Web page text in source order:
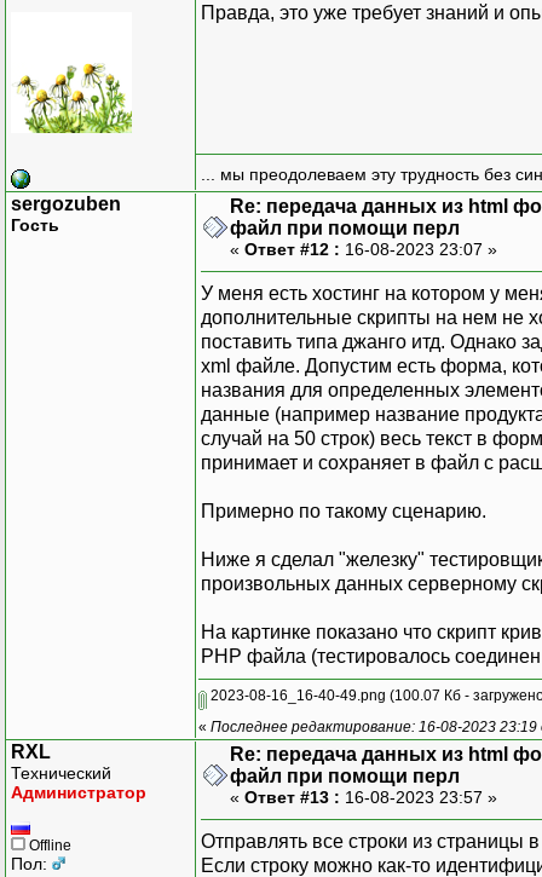
Правда, это уже требует знаний и
... мы преодолеваем эту трудность без
sergozuben
Гость
Re: передача данных из html
файл при помощи перл
« Ответ #12 : 16-08-2023 23:07 »
У меня есть хостинг на котором у
дополнительные скрипты на нем не
поставить типа джанго итд. Однако
xml файле. Допустим есть форма,
названия для определенных
данные (например название
случай на 50 строк) весь текст в
принимает и сохраняет в файл с
Примерно по такому сценарию.
Ниже я сделал "железку"
произвольных данных серверному
На картинке показано что скрипт
РНР файла (тестировалось
2023-08-16_16-40-49.png (100.07 Кб -
« Последнее редактирование: 16-08-2023
RXL
Технический
Администратор
Offline
Пол:
Re: передача данных из html
файл при помощи перл
« Ответ #13 : 16-08-2023 23:57 »
Отправлять все строки из страницы
Если строку можно как-то